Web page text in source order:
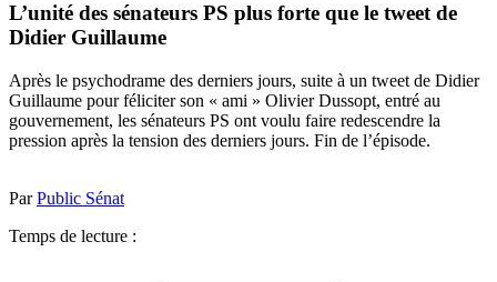
L’unité des sénateurs PS plus forte que le tweet de
Didier Guillaume
Après le psychodrame des derniers jours, suite à un tweet de Didier
Guillaume pour féliciter son « ami » Olivier Dussopt, entré au
gouvernement, les sénateurs PS ont voulu faire redescendre la
pression après la tension des derniers jours. Fin de l’épisode.
ParPublic Sénat
Temps de lecture :